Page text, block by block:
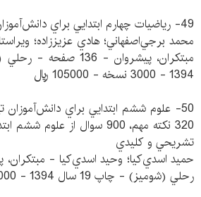
49- رياضيات چهارم ابتدايي براي دانش‌آموزان تيزهوشان
محمد برجي‌اصفهاني؛ هادي عزيززاده؛
1394 - 3000 نسخه - 105000 ريال
50- علوم ششم ابتدايي براي
320 نكته مهم، 900 سوال از
تشريحي و كليدي
رحلي (شوميز) - چاپ 19 سال 1394 - 3000 نسخه - 260000 ريال